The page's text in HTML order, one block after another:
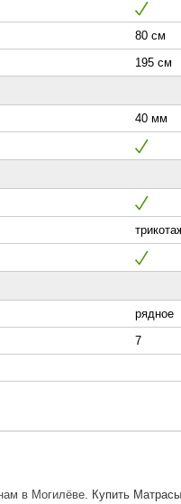
80 см
195 см
40 мм
рядное
7
в Могилёве. Купить Матрасы